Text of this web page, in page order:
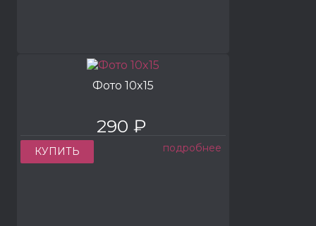
Фото 10x15
290 ₽
КУПИТЬ подробнее